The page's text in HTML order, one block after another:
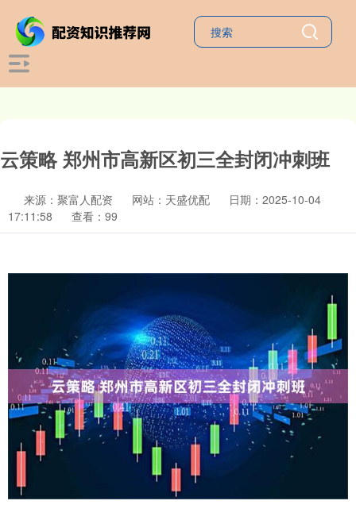
云策略 郑州市高新区初三全封闭冲刺班
来源：聚富人配资 网站：天盛优配
日期：2025-10-04
17:11:58
查看：99